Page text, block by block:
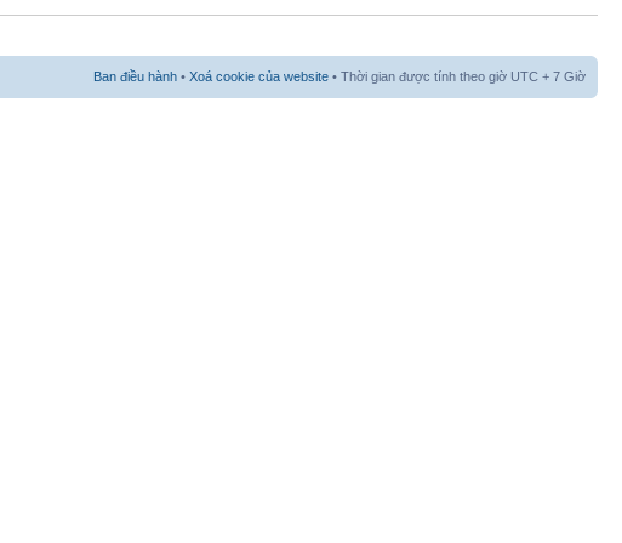
Ban điều hành • Xoá cookie của website • Thời gian được tính theo giờ UTC + 7 Giờ